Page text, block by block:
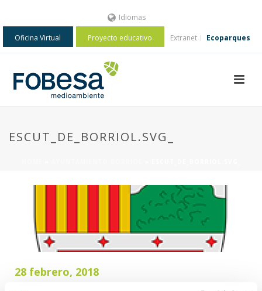
Idiomas
Oficina Virtual Proyecto educativo Extranet Ecoparques
ESCUT_DE_BORRIOL.SVG_
28 febrero, 2018